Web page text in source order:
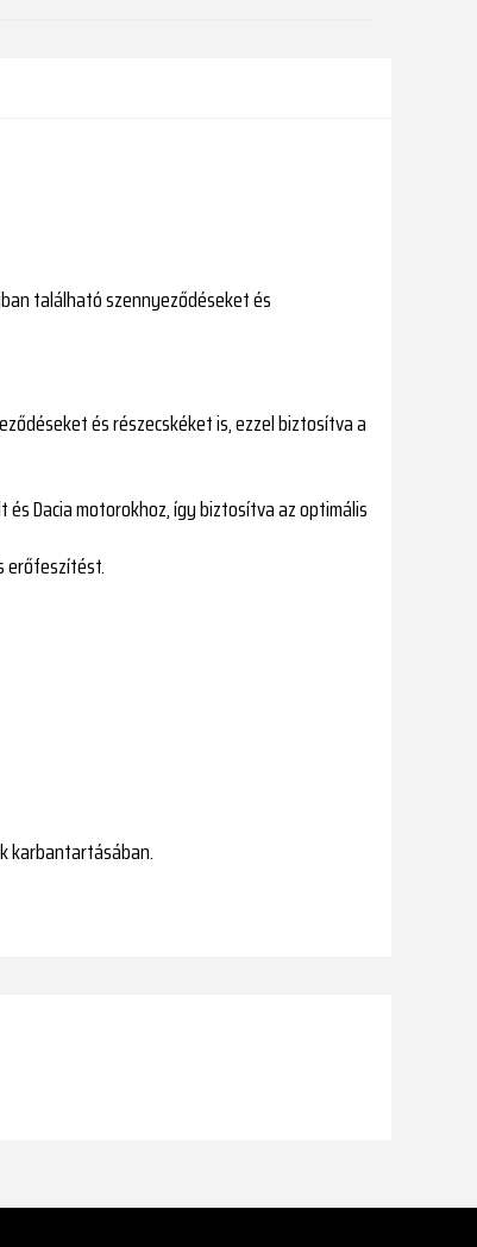
található szennyeződéseket és
és részecskéket is, ezzel biztosítva a
Dacia motorokhoz, így biztosítva az optimális
erőfeszítést.
karbantartásában.